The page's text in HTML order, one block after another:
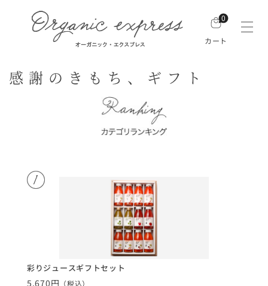
0
カート
感謝のきもち、ギフト
彩りジュースギフトセット
5,670円 （税込）